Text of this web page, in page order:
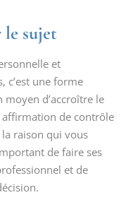
le sujet
et
c’est une forme
moyen d’accroître le
affirmation de contrôle
raison qui vous
de faire ses
et de